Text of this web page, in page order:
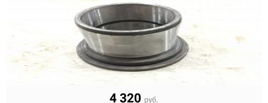
4 320 руб.